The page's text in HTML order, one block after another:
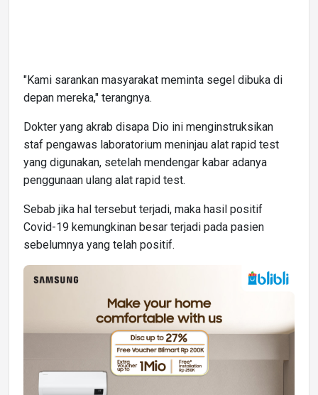
"Kami sarankan masyarakat meminta segel dibuka di
depan mereka," terangnya.
Dokter yang akrab disapa Dio ini menginstruksikan
staf pengawas laboratorium meninjau alat rapid test
yang digunakan, setelah mendengar kabar adanya
penggunaan ulang alat rapid test.
Sebab jika hal tersebut terjadi, maka hasil positif
Covid-19 kemungkinan besar terjadi pada pasien
sebelumnya yang telah positif.